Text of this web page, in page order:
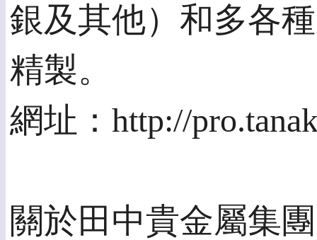
銀及其他）和多各
精製。
網址：http://
關於田中貴金屬集團